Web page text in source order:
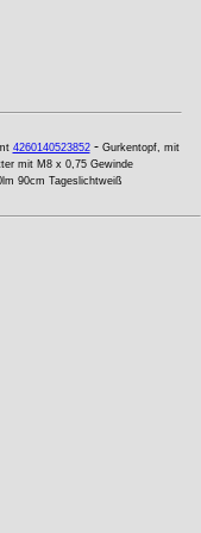
4260140523852- Gurkentopf, mit
mit M8 x 0,75 Gewinde
90cm Tageslichtweiß